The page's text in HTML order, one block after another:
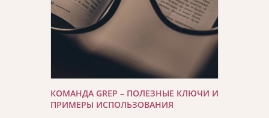
КОМАНДА GREP – ПОЛЕЗНЫЕ КЛЮЧИ И
ПРИМЕРЫ ИСПОЛЬЗОВАНИЯ